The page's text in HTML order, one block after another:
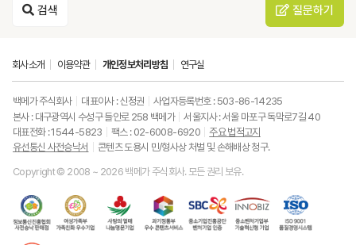
검색 질문하기
회사소개 이용약관 개인정보처리방침 연구실
백메가 주식회사 대표이사 : 신정권
사업자등록번호 : 503-86-14235
본사 : 대구광역시 수성구 들안로 258 백메가
서울지사 : 서울 마포구 독막로7길 40
대표전화 : 1544-5823
팩스 : 02-6008-6920
주요 법적고지
유선통신 사전승낙서
콘텐츠 도용시 민/형사상 처벌 및 손해배상 청구.
Copyright © 2008 ~ 2026 백메가 주식회사. 모든 권리 보유.
정
보
가
랑
의
열
통
중
소
기
업
중
소
벤
처
ISO9001
경